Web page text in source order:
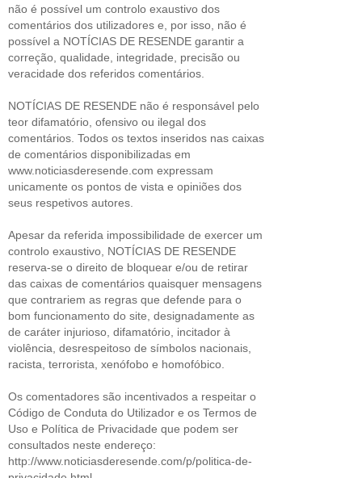
não é possível um controlo exaustivo dos
comentários dos utilizadores e, por isso, não é
possível a NOTÍCIAS DE RESENDE garantir a
correção, qualidade, integridade, precisão ou
veracidade dos referidos comentários.
NOTÍCIAS DE RESENDE não é responsável pelo
teor difamatório, ofensivo ou ilegal dos
comentários. Todos os textos inseridos nas caixas
de comentários disponibilizadas em
www.noticiasderesende.com expressam
unicamente os pontos de vista e opiniões dos
seus respetivos autores.
Apesar da referida impossibilidade de exercer um
controlo exaustivo, NOTÍCIAS DE RESENDE
reserva-se o direito de bloquear e/ou de retirar
das caixas de comentários quaisquer mensagens
que contrariem as regras que defende para o
bom funcionamento do site, designadamente as
de caráter injurioso, difamatório, incitador à
violência, desrespeitoso de símbolos nacionais,
racista, terrorista, xenófobo e homofóbico.
Os comentadores são incentivados a respeitar o
Código de Conduta do Utilizador e os Termos de
Uso e Política de Privacidade que podem ser
consultados neste endereço:
http://www.noticiasderesende.com/p/politica-de-